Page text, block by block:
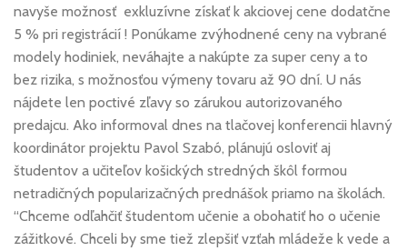
navyše možnosť exkluzívne získať k akciovej cene dodatčne
5 % pri registrácií ! Ponúkame zvýhodnené ceny na vybrané
modely hodiniek, neváhajte a nakúpte za super ceny a to
bez rizika, s možnosťou výmeny tovaru až 90 dní. U nás
nájdete len poctivé zľavy so zárukou autorizovaného
predajcu. Ako informoval dnes na tlačovej konferencii hlavný
koordinátor projektu Pavol Szabó, plánujú osloviť aj
študentov a učiteľov košických stredných škôl formou
netradičných popularizačných prednášok priamo na školách.
“Chceme odľahčiť študentom učenie a obohatiť ho o učenie
zážitkové. Chceli by sme tiež zlepšiť vzťah mládeže k vede a